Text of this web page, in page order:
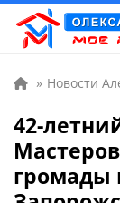
» Новости
42-
громады